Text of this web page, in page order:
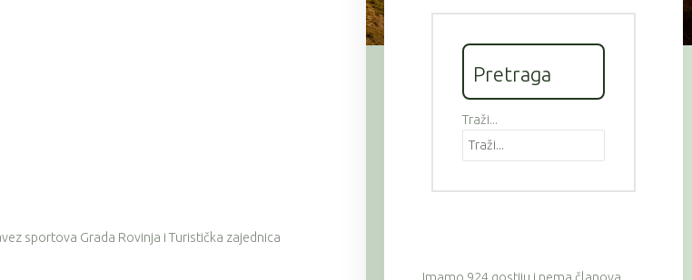
sportova Grada Rovinja i Turistička zajednica
Pretraga
Traži...